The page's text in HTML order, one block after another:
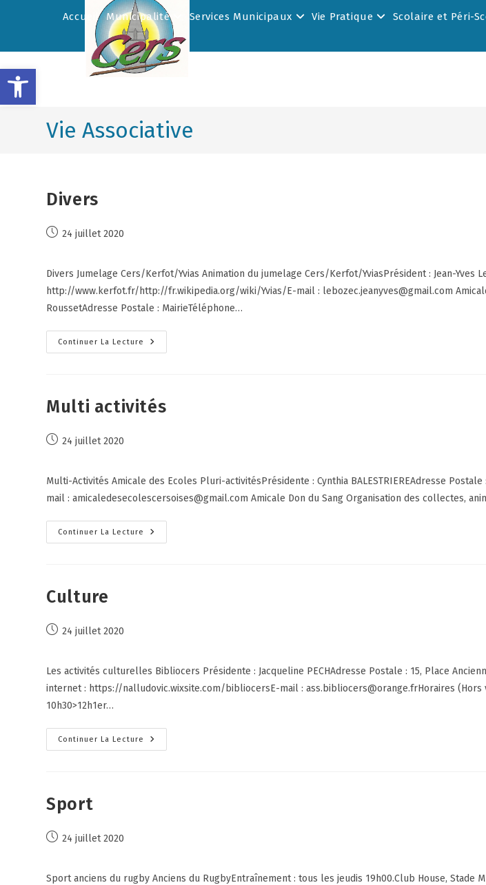
Accueil Municipalité Services Municipaux Vie Pratique Scolaire et Péri-
Vie Associative
Divers
24 juillet 2020
Divers Jumelage Cers/Kerfot/Yvias Animation du jumelage Cers/Kerfot/YviasPrésident : Jean-Yves
http://www.kerfot.fr/http://fr.wikipedia.org/wiki/Yvias/E-mail : lebozec.jeanyves@gmail.com
RoussetAdresse Postale : MairieTéléphone…
Continuer La Lecture
Multi activités
24 juillet 2020
Multi-Activités Amicale des Ecoles Pluri-activitésPrésidente : Cynthia BALESTRIEREAdresse
mail : amicaledesecolescersoises@gmail.com Amicale Don du Sang Organisation des collectes,
Continuer La Lecture
Culture
24 juillet 2020
Les activités culturelles Bibliocers Présidente : Jacqueline PECHAdresse Postale : 15, Place
internet : https://nalludovic.wixsite.com/bibliocersE-mail : ass.bibliocers@orange.frHoraires (Hors
10h30>12h1er…
Continuer La Lecture
Sport
24 juillet 2020
Sport anciens du rugby Anciens du RugbyEntraînement : tous les jeudis 19h00.Club House, Stade
Ouvrir la barre d’outils